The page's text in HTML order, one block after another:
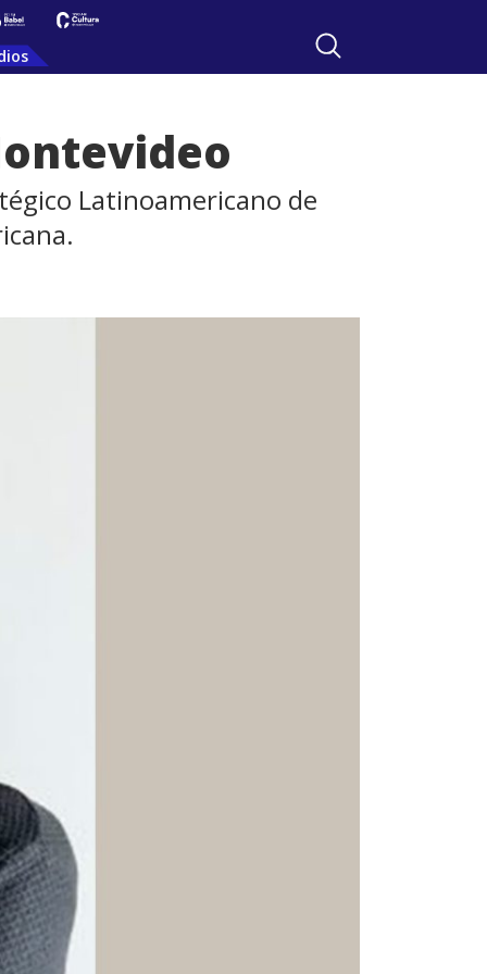
Latinoamericano de